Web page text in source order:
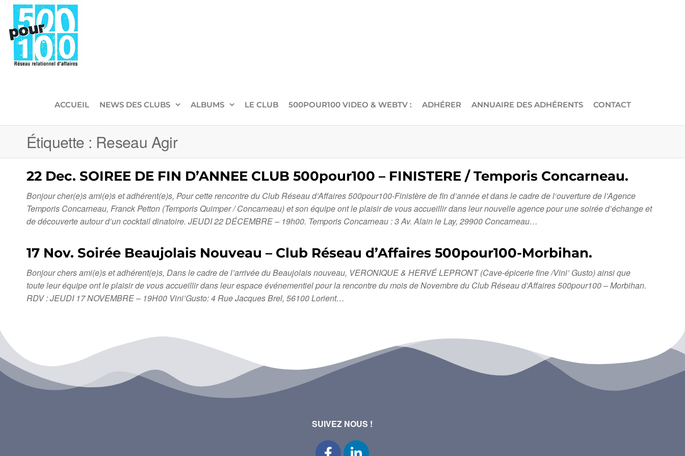
ACCUEIL NEWS DES CLUBS ALBUMS LE CLUB 500POUR100 VIDEO & WEBTV : ADHÉRER ANNUAIRE DES ADHÉRENTS CONTACT
Étiquette : Reseau Agir
22 Dec. SOIREE DE FIN D’ANNEE CLUB 500pour100 – FINISTERE / Temporis Concarneau.
Bonjour cher(e)s ami(e)s et adhérent(e)s, Pour cette rencontre du Club Réseau d’Affaires 500pour100-Finistère de fin d’année et dans le cadre de l‘ouverture de l’Agence
Temporis Concarneau, Franck Petton (Temporis Quimper / Concarneau) et son équipe ont le plaisir de vous accueillir dans leur nouvelle agence pour une soirée d’échange et
de découverte autour d’un cocktail dinatoire. JEUDI 22 DÉCEMBRE – 19h00. Temporis Concarneau : 3 Av. Alain le Lay, 29900 Concarneau…
17 Nov. Soirée Beaujolais Nouveau – Club Réseau d’Affaires 500pour100-Morbihan.
Bonjour chers ami(e)s et adhérent(e)s, Dans le cadre de l’arrivée du Beaujolais nouveau, VERONIQUE & HERVÉ LEPRONT (Cave-épicerie fine /Vini’ Gusto) ainsi que
toute leur équipe ont le plaisir de vous accueillir dans leur espace événementiel pour la rencontre du mois de Novembre du Club Réseau d’Affaires 500pour100 – Morbihan.
RDV : JEUDI 17 NOVEMBRE – 19H00 Vini’Gusto: 4 Rue Jacques Brel, 56100 Lorient…
SUIVEZ NOUS !